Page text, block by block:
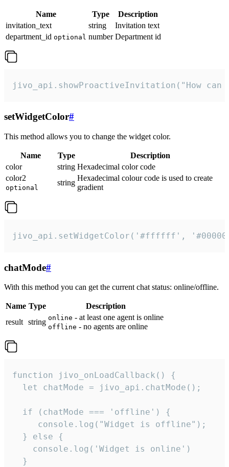
Name Type
Description
invitation_text
string
Invitation text
department_id optional number Department id
jivo_api.showProactiveInvitation("How
setWidgetColor#
This method allows you to change the widget color.
Name Type
Description
color
string Hexadecimal color code
color2
optional
string
Hexadecimal colour code is used to create
gradient
jivo_api.setWidgetColor('#ffffff',
chatMode#
With this method you can get the current chat status: online/offline.
Name Type
Description
result string online - at least one agent is online
offline - no agents are online
function jivo_onLoadCallback() {
  let chatMode = jivo_api.chatMode();
  if (chatMode === 'offline') {
     console.log("Widget is offline");
  } else {
    console.log('Widget is online')
  }